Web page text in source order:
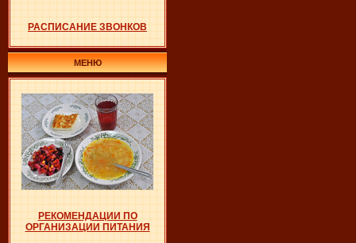
РАСПИСАНИЕ ЗВОНКОВ
МЕНЮ
РЕКОМЕНДАЦИИ ПО
ОРГАНИЗАЦИИ ПИТАНИЯ